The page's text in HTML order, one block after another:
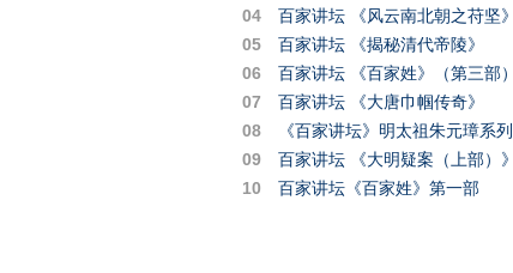
04
百家讲坛 《风云南北朝之苻坚》
05
百家讲坛 《揭秘清代帝陵》
06
百家讲坛 《百家姓》（第三部）
07
百家讲坛 《大唐巾帼传奇》
08
《百家讲坛》明太祖朱元璋系列
09
百家讲坛 《大明疑案（上部）》
10
百家讲坛《百家姓》第一部